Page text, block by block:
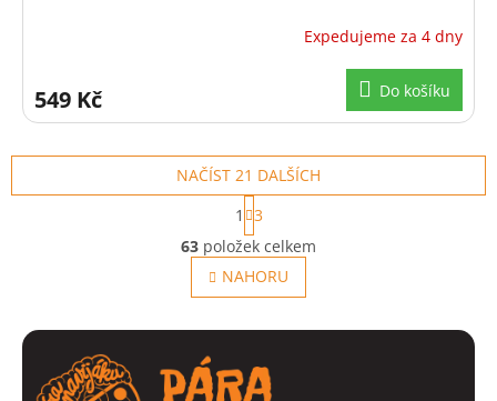
Expedujeme za 4 dny
549 Kč Do košíku
O
v
l
á
c
í
NAČÍST 21 DALŠÍCH
S
t
r
á
n
k
v
n
í
1
3
63 položek celkem
NAHORU